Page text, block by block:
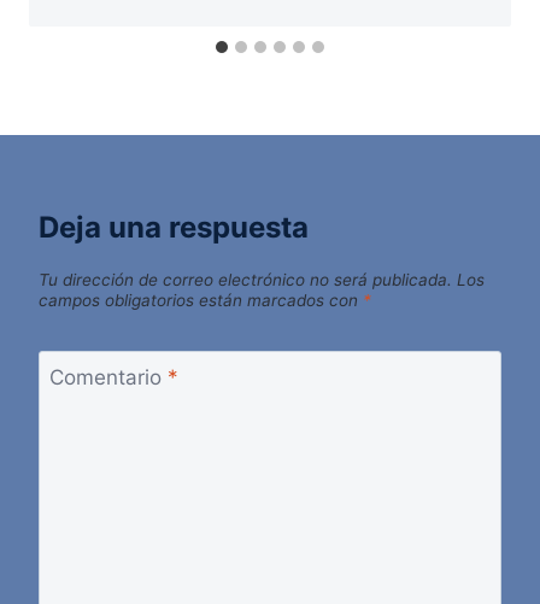
Deja una respuesta
Tu dirección de correo electrónico no será publicada. Los
campos obligatorios están marcados con *
Comentario *